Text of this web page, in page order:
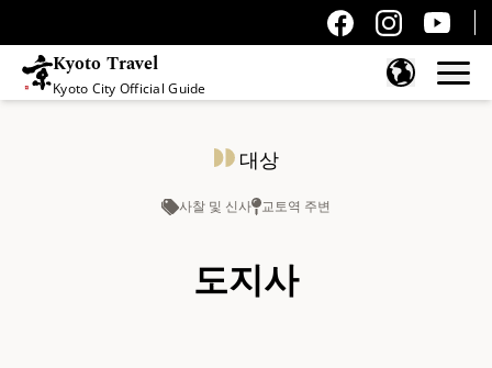
Kyoto Travel
Kyoto City Official Guide
대상
사찰 및 신사 교토역 주변
도지사